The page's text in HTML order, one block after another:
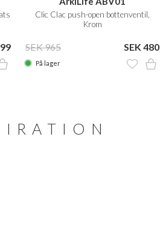
Clic Clac push-open bottenventil,
Krom
SEK 965 SEK 480
På lager